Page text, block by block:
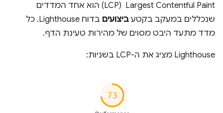
Largest Contentful Paint ‏ (LCP) הוא אחד המדדים
שנכללים במעקב בקטע ביצועים
בדוח Lighthouse. כל
מדד מתעד היבט מסוים של מהירות טעינת הדף.
Lighthouse מציג את ה-LCP בשניות: